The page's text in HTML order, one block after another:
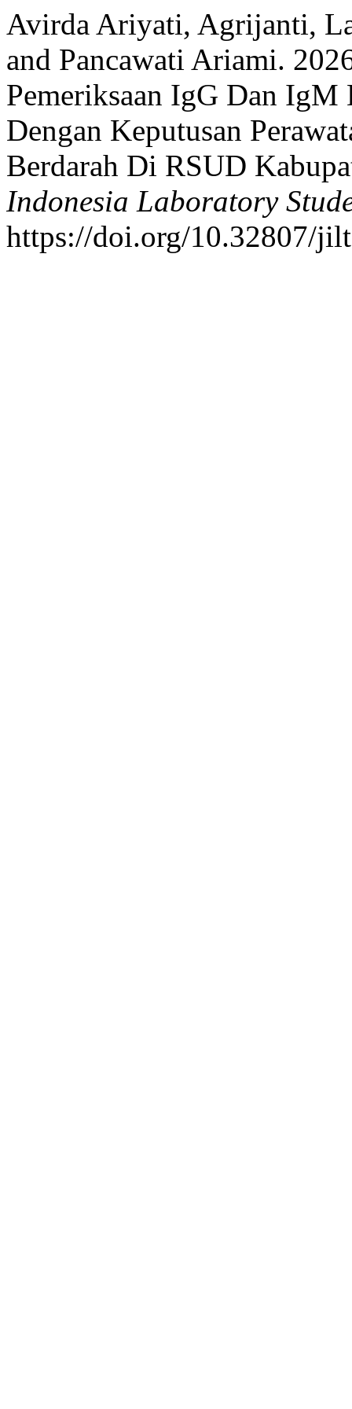
Avirda Ariyati, Agrijanti,
and Pancawati Ariami.
Pemeriksaan IgG Dan
Dengan Keputusan
Berdarah Di RSUD
Indonesia Laboratory
https://doi.org/10.32807/